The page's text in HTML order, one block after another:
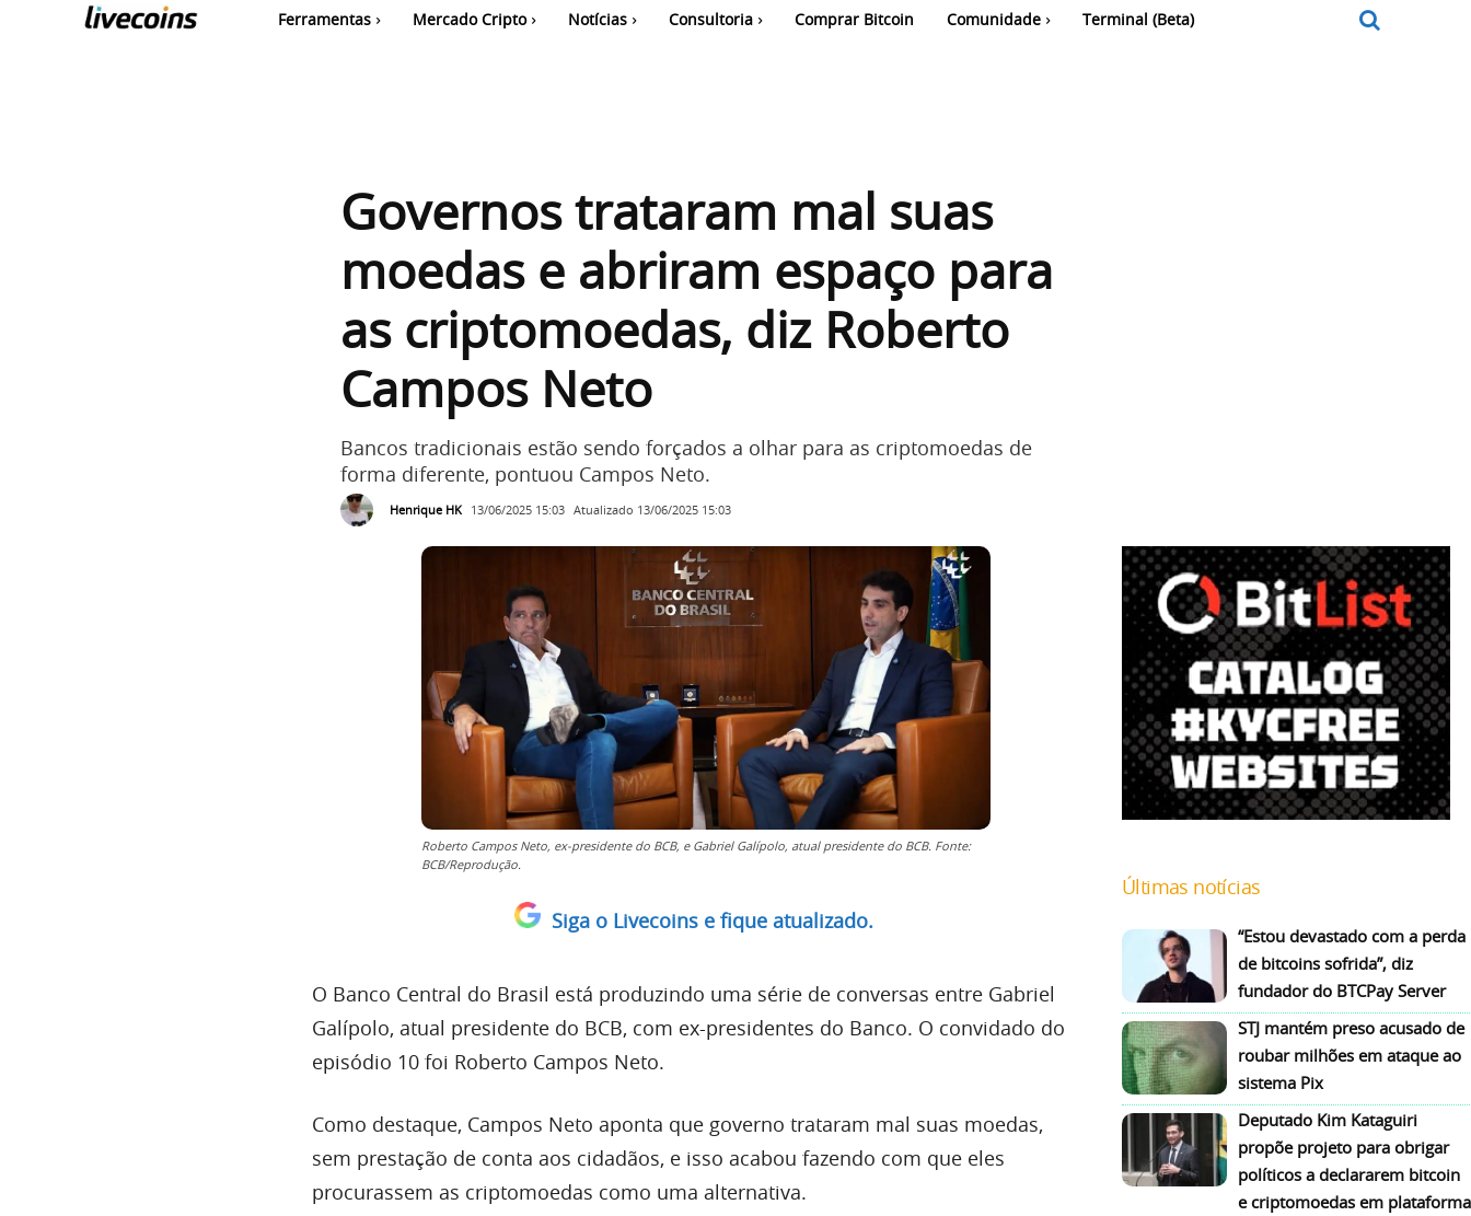
Ferramentas Mercado Cripto Notícias Consultoria Comprar Bitcoin Comunidade Terminal (Beta)
Governos trataram mal suas
moedas e abriram espaço para
as criptomoedas, diz Roberto
Campos Neto
Bancos tradicionais estão sendo forçados a olhar para as criptomoedas de
forma diferente, pontuou Campos Neto.
Henrique HK 13/06/2025 15:03 Atualizado 13/06/2025 15:03
Roberto Campos Neto, ex-presidente do BCB, e Gabriel Galípolo, atual presidente do BCB. Fonte:
BCB/Reprodução.
Siga o Livecoins e fique atualizado.
O Banco Central do Brasil está produzindo uma série de conversas entre Gabriel
Galípolo, atual presidente do BCB, com ex-presidentes do Banco. O convidado do
episódio 10 foi Roberto Campos Neto.
Como destaque, Campos Neto aponta que governo trataram mal suas moedas,
sem prestação de conta aos cidadãos, e isso acabou fazendo com que eles
procurassem as criptomoedas como uma alternativa.
Últimas notícias
“Estou devastado com a perda
de bitcoins sofrida”, diz
fundador do BTCPay Server
STJ mantém preso acusado de
roubar milhões em ataque ao
sistema Pix
Deputado Kim Kataguiri
propõe projeto para obrigar
políticos a declararem bitcoin
e criptomoedas em plataforma